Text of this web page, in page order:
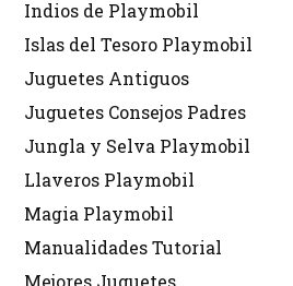
Indios de Playmobil
Islas del Tesoro Playmobil
Juguetes Antiguos
Juguetes Consejos Padres
Jungla y Selva Playmobil
Llaveros Playmobil
Magia Playmobil
Manualidades Tutorial
Mejores Juguetes